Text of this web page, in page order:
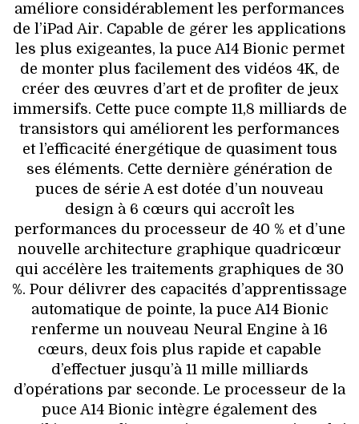
améliore considérablement les performances
de l’iPad Air. Capable de gérer les applications
les plus exigeantes, la puce A14 Bionic permet
de monter plus facilement des vidéos 4K, de
créer des œuvres d’art et de profiter de jeux
immersifs. Cette puce compte 11,8 milliards de
transistors qui améliorent les performances
et l’efficacité énergétique de quasiment tous
ses éléments. Cette dernière génération de
puces de série A est dotée d’un nouveau
design à 6 cœurs qui accroît les
performances du processeur de 40 % et d’une
nouvelle architecture graphique quadricœur
qui accélère les traitements graphiques de 30
%. Pour délivrer des capacités d’apprentissage
automatique de pointe, la puce A14 Bionic
renferme un nouveau Neural Engine à 16
cœurs, deux fois plus rapide et capable
d’effectuer jusqu’à 11 mille milliards
d’opérations par seconde. Le processeur de la
puce A14 Bionic intègre également des